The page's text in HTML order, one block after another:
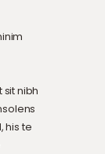
nibh
his te